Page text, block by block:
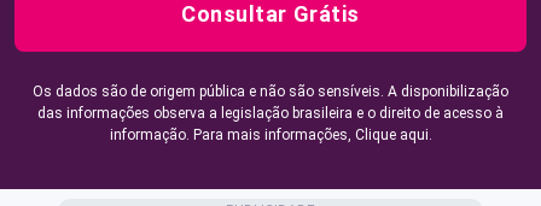
Consultar Grátis
Os dados são de origem pública e não são sensíveis. A disponibilização
das informações observa a legislação brasileira e o direito de acesso à
informação. Para mais informações, Clique aqui.